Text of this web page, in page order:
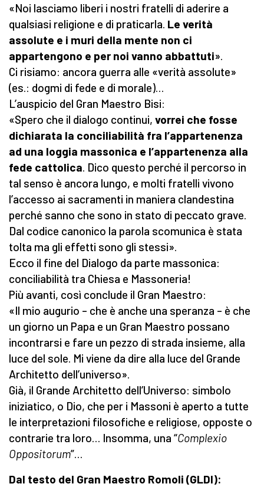
«Noi lasciamo liberi i nostri fratelli di aderire a
qualsiasi religione e di praticarla. Le verità
assolute e i muri della mente non ci
appartengono e per noi vanno abbattuti».
Ci risiamo: ancora guerra alle «verità assolute»
(es.: dogmi di fede e di morale)…
L’auspicio del Gran Maestro Bisi:
«Spero che il dialogo continui, vorrei che fosse
dichiarata la conciliabilità fra l’appartenenza
ad una loggia massonica e l’appartenenza alla
fede cattolica. Dico questo perché il percorso in
tal senso è ancora lungo, e molti fratelli vivono
l’accesso ai sacramenti in maniera clandestina
perché sanno che sono in stato di peccato grave.
Dal codice canonico la parola scomunica è stata
tolta ma gli effetti sono gli stessi».
Ecco il fine del Dialogo da parte massonica:
conciliabilità tra Chiesa e Massoneria!
Più avanti, così conclude il Gran Maestro:
«Il mio augurio – che è anche una speranza – è che
un giorno un Papa e un Gran Maestro possano
incontrarsi e fare un pezzo di strada insieme, alla
luce del sole. Mi viene da dire alla luce del Grande
Architetto dell’universo».
Già, il Grande Architetto dell’Universo: simbolo
iniziatico, o Dio, che per i Massoni è aperto a tutte
le interpretazioni filosofiche e religiose, opposte o
contrarie tra loro… Insomma, una “Complexio
Oppositorum”…
Dal testo del Gran Maestro Romoli (GLDI):